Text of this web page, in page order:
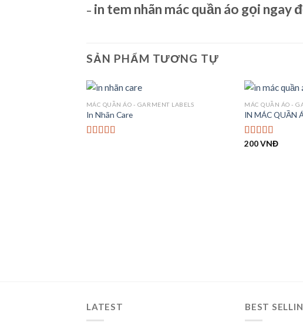
– in tem nhãn mác quần áo gọi ngay
SẢN PHẨM TƯƠNG TỰ
MÁC QUẦN ÁO - GARMENT LABELS
In Nhãn Care
MÁC QUẦN ÁO -
IN MÁC QUẦN
Được xếp
200VNĐ
LATEST BEST